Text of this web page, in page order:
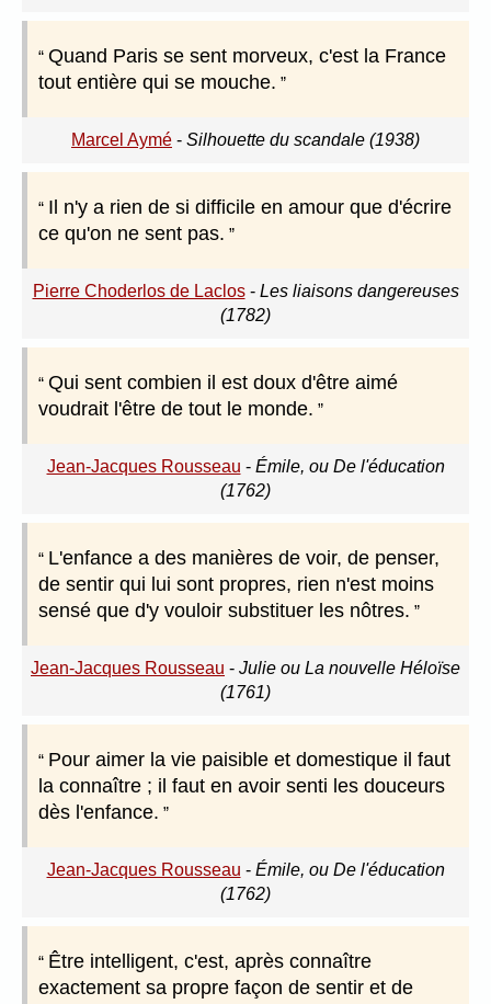
Quand Paris se sent morveux, c'est la France
tout entière qui se mouche.
Marcel Aymé - Silhouette du scandale (1938)
Il n'y a rien de si difficile en amour que d'écrire
ce qu'on ne sent pas.
Pierre Choderlos de Laclos- Les liaisons dangereuses
(1782)
Qui sent combien il est doux d'être aimé
voudrait l'être de tout le monde.
Jean-Jacques Rousseau - Émile, ou De l'éducation
(1762)
L'enfance a des manières de voir, de penser,
de sentir qui lui sont propres, rien n'est moins
sensé que d'y vouloir substituer les nôtres.
Jean-Jacques Rousseau - Julie ou La nouvelle Héloïse
(1761)
Pour aimer la vie paisible et domestique il faut
la connaître ; il faut en avoir senti les douceurs
dès l'enfance.
Jean-Jacques Rousseau - Émile, ou De l'éducation
(1762)
Être intelligent, c'est, après connaître
exactement sa propre façon de sentir et de